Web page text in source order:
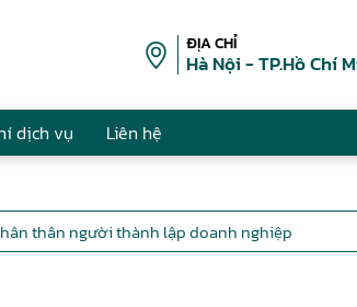
ĐỊA CHỈ
Hà Nội - TP.Hồ Chí
dịch vụ Liên hệ
thân người thành lập doanh nghiệp